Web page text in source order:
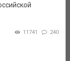
11741 240